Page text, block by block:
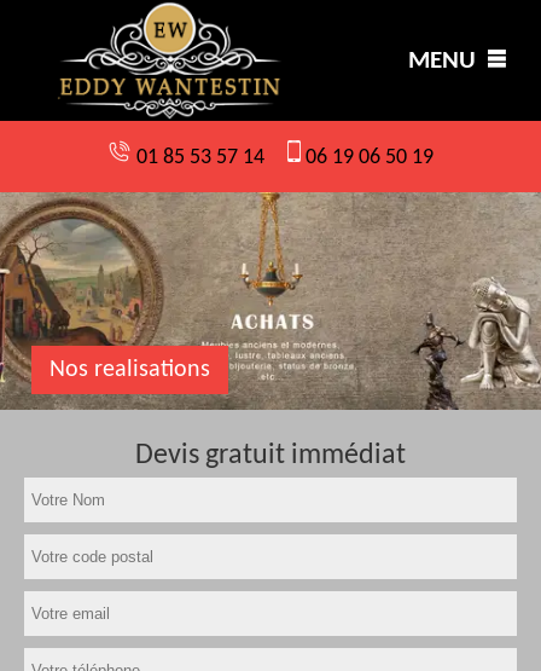
MENU
01 85 53 57 14 06 19 06 50 19
Nos realisations
Devis gratuit immédiat